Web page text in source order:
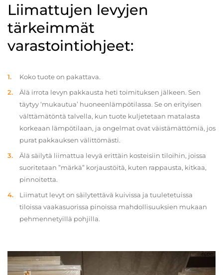
Liimattujen levyjen
tärkeimmät
varastointiohjeet:
Koko tuote on pakattava.
Älä irrota levyn pakkausta heti toimituksen jälkeen. Sen
täytyy ‘mukautua’ huoneenlämpötilassa. Se on erityisen
välttämätöntä talvella, kun tuote kuljetetaan matalasta
korkeaan lämpötilaan, ja ongelmat ovat väistämättömiä, jos
purat pakkauksen välittömästi.
Älä säilytä liimattua levyä erittäin kosteisiin tiloihin, joissa
suoritetaan ”märkä” korjaustöitä, kuten rappausta, kitkaa,
pinnoitetta.
Liimatut levyt on säilytettävä kuivissa ja tuuletetuissa
tiloissa vaakasuorissa pinoissa mahdollisuuksien mukaan
pehmennetyillä pohjilla.